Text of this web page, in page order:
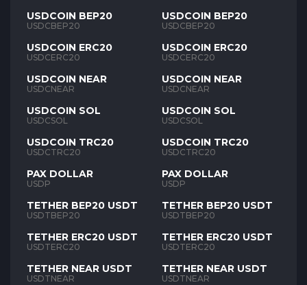
USDCOIN BEP20
USDCBEP20
USDCOIN ERC20
USDCERC20
USDCOIN NEAR
USDCNEAR
USDCOIN SOL
USDCSOL
USDCOIN TRC20
USDCTRC20
PAX DOLLAR
USDP
TETHER BEP20 USDT
USDTBEP20
TETHER ERC20 USDT
USDTERC20
TETHER NEAR USDT
USDTNEAR
USDCOIN BEP20
USDCBEP20
USDCOIN ERC20
USDCERC20
USDCOIN NEAR
USDCNEAR
USDCOIN SOL
USDCSOL
USDCOIN TRC20
USDCTRC20
PAX DOLLAR
USDP
TETHER BEP20 USDT
USDTBEP20
TETHER ERC20 USDT
USDTERC20
TETHER NEAR USDT
USDTNEAR